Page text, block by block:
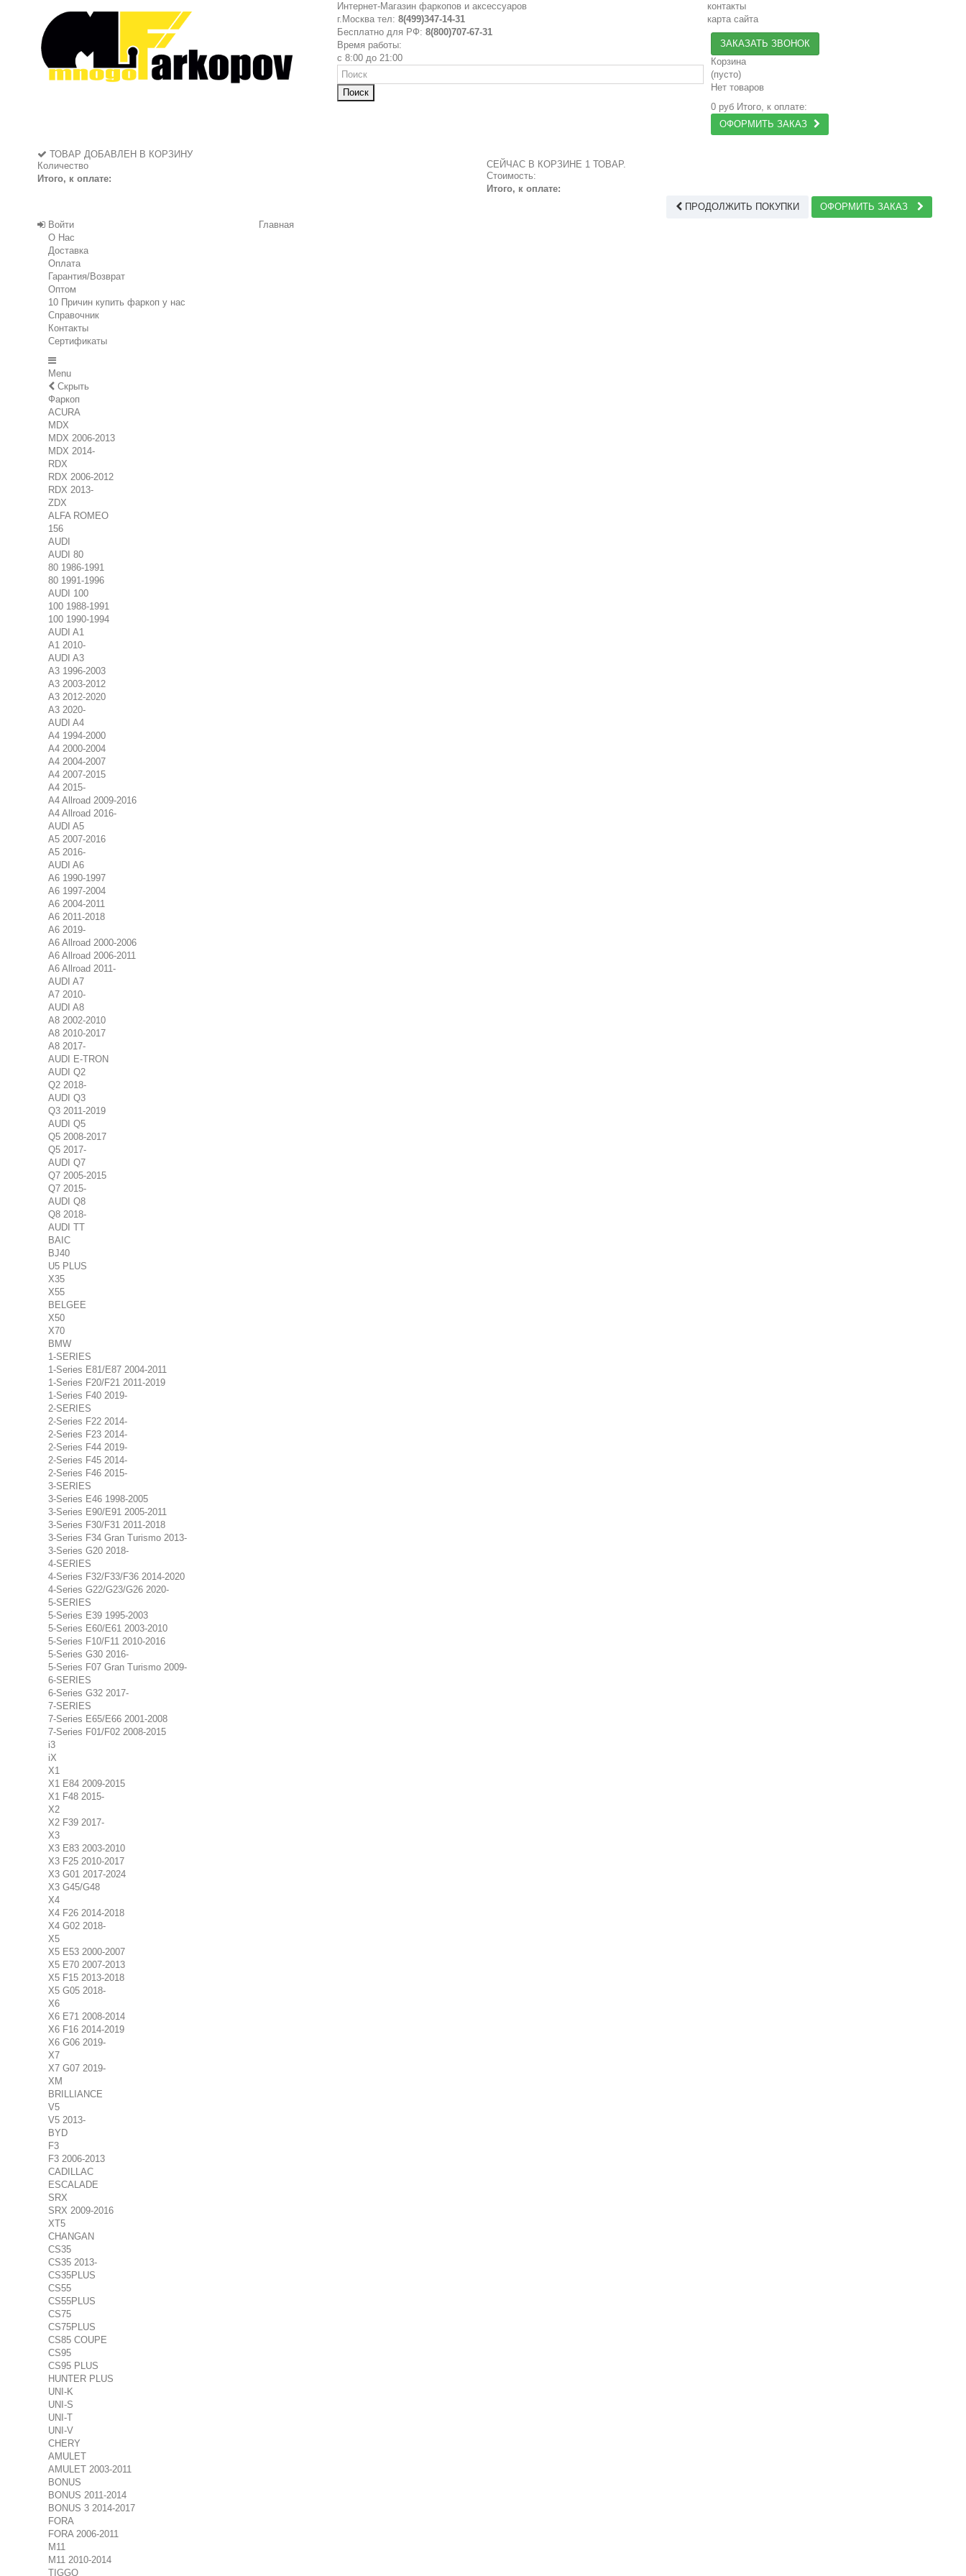
Интернет-Магазин фаркопов и аксессуаров
г.Москва тел: 8(499)347-14-31
Бесплатно для РФ: 8(800)707-67-31
Время работы:
с 8:00 до 21:00
Поиск
контакты
карта сайта
ЗАКАЗАТЬ ЗВОНОК
Корзина
(пусто)
Нет товаров
0 руб Итого, к оплате:
ОФОРМИТЬ ЗАКАЗ
ТОВАР ДОБАВЛЕН В КОРЗИНУ
Количество
Итого, к оплате:
СЕЙЧАС В КОРЗИНЕ 1 ТОВАР.
Стоимость:
Итого, к оплате:
ПРОДОЛЖИТЬ ПОКУПКИ
ОФОРМИТЬ ЗАКАЗ
Войти
Главная
О Нас
Доставка
Оплата
Гарантия/Возврат
Оптом
10 Причин купить фаркоп у нас
Справочник
Контакты
Сертификаты
Menu
Скрыть
Фаркоп
ACURA
MDX
MDX 2006-2013
MDX 2014-
RDX
RDX 2006-2012
RDX 2013-
ZDX
ALFA ROMEO
156
AUDI
AUDI 80
80 1986-1991
80 1991-1996
AUDI 100
100 1988-1991
100 1990-1994
AUDI A1
A1 2010-
AUDI A3
A3 1996-2003
A3 2003-2012
A3 2012-2020
A3 2020-
AUDI A4
A4 1994-2000
A4 2000-2004
A4 2004-2007
A4 2007-2015
A4 2015-
A4 Allroad 2009-2016
A4 Allroad 2016-
AUDI A5
A5 2007-2016
A5 2016-
AUDI A6
A6 1990-1997
A6 1997-2004
A6 2004-2011
A6 2011-2018
A6 2019-
A6 Allroad 2000-2006
A6 Allroad 2006-2011
A6 Allroad 2011-
AUDI A7
A7 2010-
AUDI A8
A8 2002-2010
A8 2010-2017
A8 2017-
AUDI E-TRON
AUDI Q2
Q2 2018-
AUDI Q3
Q3 2011-2019
AUDI Q5
Q5 2008-2017
Q5 2017-
AUDI Q7
Q7 2005-2015
Q7 2015-
AUDI Q8
Q8 2018-
AUDI TT
BAIC
BJ40
U5 PLUS
X35
X55
BELGEE
X50
X70
BMW
1-SERIES
1-Series E81/E87 2004-2011
1-Series F20/F21 2011-2019
1-Series F40 2019-
2-SERIES
2-Series F22 2014-
2-Series F23 2014-
2-Series F44 2019-
2-Series F45 2014-
2-Series F46 2015-
3-SERIES
3-Series E46 1998-2005
3-Series E90/E91 2005-2011
3-Series F30/F31 2011-2018
3-Series F34 Gran Turismo 2013-
3-Series G20 2018-
4-SERIES
4-Series F32/F33/F36 2014-2020
4-Series G22/G23/G26 2020-
5-SERIES
5-Series E39 1995-2003
5-Series E60/E61 2003-2010
5-Series F10/F11 2010-2016
5-Series G30 2016-
5-Series F07 Gran Turismo 2009-
6-SERIES
6-Series G32 2017-
7-SERIES
7-Series E65/E66 2001-2008
7-Series F01/F02 2008-2015
i3
iX
X1
X1 E84 2009-2015
X1 F48 2015-
X2
X2 F39 2017-
X3
X3 E83 2003-2010
X3 F25 2010-2017
X3 G01 2017-2024
X3 G45/G48
X4
X4 F26 2014-2018
X4 G02 2018-
X5
X5 E53 2000-2007
X5 E70 2007-2013
X5 F15 2013-2018
X5 G05 2018-
X6
X6 E71 2008-2014
X6 F16 2014-2019
X6 G06 2019-
X7
X7 G07 2019-
XM
BRILLIANCE
V5
V5 2013-
BYD
F3
F3 2006-2013
CADILLAC
ESCALADE
SRX
SRX 2009-2016
XT5
CHANGAN
CS35
CS35 2013-
CS35PLUS
CS55
CS55PLUS
CS75
CS75PLUS
CS85 COUPE
CS95
CS95 PLUS
HUNTER PLUS
UNI-K
UNI-S
UNI-T
UNI-V
CHERY
AMULET
AMULET 2003-2011
BONUS
BONUS 2011-2014
BONUS 3 2014-2017
FORA
FORA 2006-2011
M11
M11 2010-2014
TIGGO